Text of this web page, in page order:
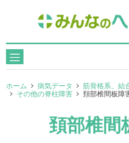
ホーム 病気データ
筋骨格系、結
その他の脊柱障害
頚部椎間板障
頚部椎間